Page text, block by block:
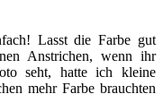
Lasst die Farbe gut
Anstrichen, wenn ihr
seht, hatte ich kleine
mehr Farbe brauchten